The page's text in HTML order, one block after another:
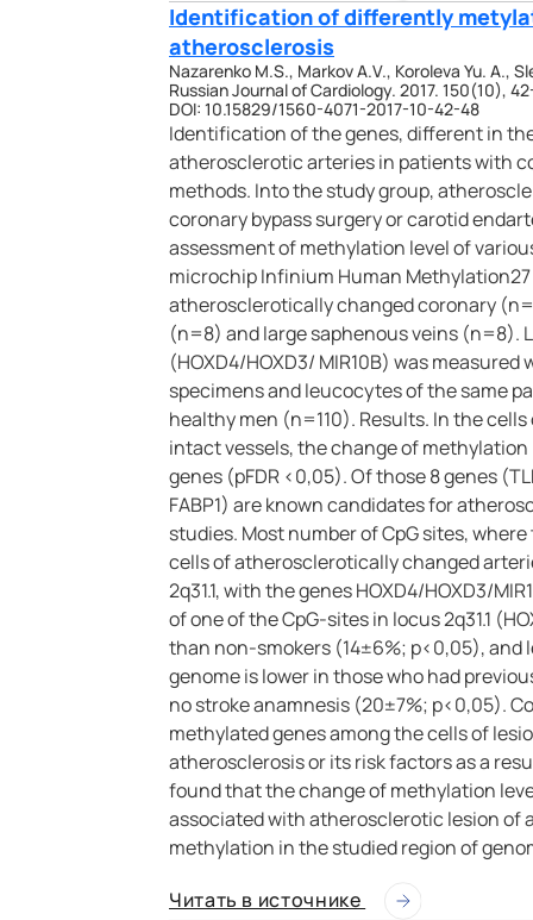
Identification of differently
atherosclerosis
Nazarenko M.S., Markov A.V., Koroleva Yu. A.,
Russian Journal of Cardiology. 2017. 150(10),
DOI: 10.15829/1560-4071-2017-10-42-48
Identification of the genes, different in
atherosclerotic arteries in patients with
methods. Into the study group,
coronary bypass surgery or carotid
assessment of methylation level of
microchip Infinium Human
atherosclerotically changed coronary
(n=8) and large saphenous veins (n=8).
(HOXD4/HOXD3/ MIR10B) was
specimens and leucocytes of the same
healthy men (n=110). Results. In the
intact vessels, the change of methylation
genes (pFDR <0,05). Of those 8 genes
FABP1) are known candidates for
studies. Most number of CpG sites,
cells of atherosclerotically changed
2q31.1, with the genes HOXD4/HOXD3/
of one of the CpG-sites in locus 2q31.1
than non-smokers (14±6%; p<0,05), and
genome is lower in those who had
no stroke anamnesis (20±7%; p<0,05).
methylated genes among the cells of
atherosclerosis or its risk factors as a
found that the change of methylation
associated with atherosclerotic lesion of
methylation in the studied region of
Читать в источнике